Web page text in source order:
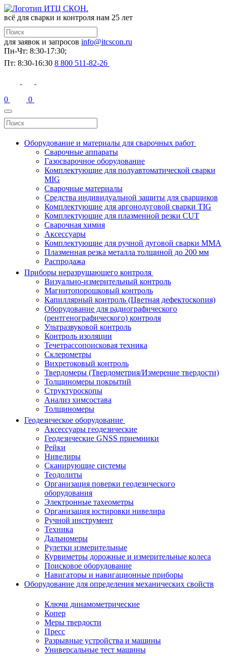
всё для сварки и контроля нам 25 лет
для заявок и запросов info@itcscon.ru
Пн-Чт: 8:30-17:30;
Пт: 8:30-16:30 8 800 511-82-26
0 0
Оборудование и материалы для сварочных работ
Сварочные аппараты
Газосварочное оборудование
Комплектующие для полуавтоматической сварки
MIG
Сварочные материалы
Средства индивидуальной защиты для сварщиков
Комплектующие для аргонодуговой сварки TIG
Комплектующие для плазменной резки CUT
Сварочная химия
Аксессуары
Комплектующие для ручной дуговой сварки MMA
Плазменная резка металла толщиной до 200 мм
Распродажа
Приборы неразрушающего контроля
Визуально-измерительный контроль
Магнитопорошковый контроль
Капиллярный контроль (Цветная дефектоскопия)
Оборудование для радиографического
(рентгенографического) контроля
Ультразвуковой контроль
Контроль изоляции
Течетрассопоисковая техника
Склерометры
Вихретоковый контроль
Твердомеры (Твердометрия/Измерение твердости)
Толщиномеры покрытий
Структуроскопы
Анализ химсостава
Толщиномеры
Геодезическое оборудование
Аксессуары геодезические
Геодезические GNSS приемники
Рейки
Нивелиры
Сканирующие системы
Теодолиты
Организация поверки геодезического
оборудования
Электронные тахеометры
Организация юстировки нивелира
Ручной инструмент
Техника
Дальномеры
Рулетки измерительные
Курвиметры дорожные и измерительные колеса
Поисковое оборудование
Навигаторы и навигационные приборы
Оборудование для определения механических свойств
Ключи динамометрические
Копер
Меры твердости
Пресс
Разрывные устройства и машины
Универсальные тест машины